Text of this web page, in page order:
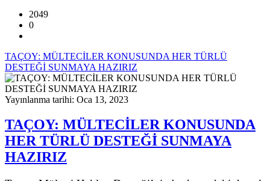
2049
0
TAÇOY: MÜLTECİLER KONUSUNDA HER TÜRLÜ
DESTEĞİ SUNMAYA HAZIRIZ
Yayınlanma tarihi: Oca 13, 2023
TAÇOY: MÜLTECİLER KONUSUNDA
HER TÜRLÜ DESTEĞİ SUNMAYA
HAZIRIZ